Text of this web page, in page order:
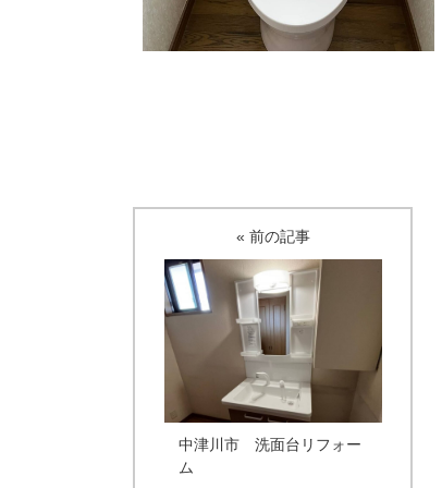
« 前の記事
中津川市 洗面台リフォー
ム